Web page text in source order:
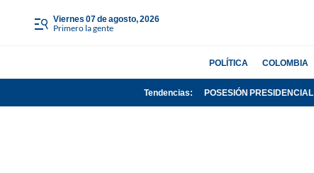
viernes 07 de agosto, 2026
Primero la gente
POLÍTICA COLOMBIA
Tendencias: POSESIÓN PRESIDENCIAL